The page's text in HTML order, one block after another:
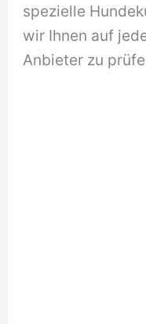
spezielle
wir Ihnen auf
Anbieter zu